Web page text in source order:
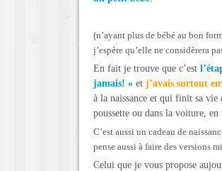
(n’ayant plus de bébé au bon
j’espère qu’elle ne considèrera
En fait je trouve que c’est
jamais! » et j’avais surtout
à la naissance et qui finit sa
poussette ou dans la voiture,
C’est aussi un cadeau de
pense aussi à faire des versions
Celui que je vous propose